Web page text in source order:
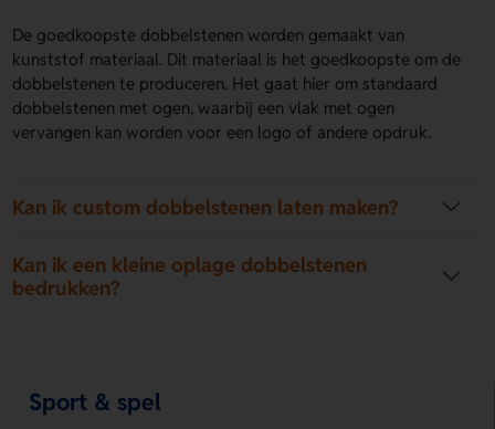
De goedkoopste dobbelstenen worden gemaakt van
kunststof materiaal. Dit materiaal is het goedkoopste om de
dobbelstenen te produceren. Het gaat hier om standaard
dobbelstenen met ogen, waarbij een vlak met ogen
vervangen kan worden voor een logo of andere opdruk.
Kan ik custom dobbelstenen laten maken?
Kan ik een kleine oplage dobbelstenen
bedrukken?
Sport & spel